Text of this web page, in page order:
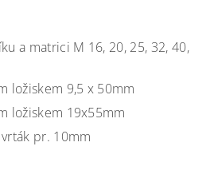
a matrici M 16, 20, 25, 32, 40,
ložiskem 9,5 x 50mm
ložiskem 19x55mm
pr. 10mm